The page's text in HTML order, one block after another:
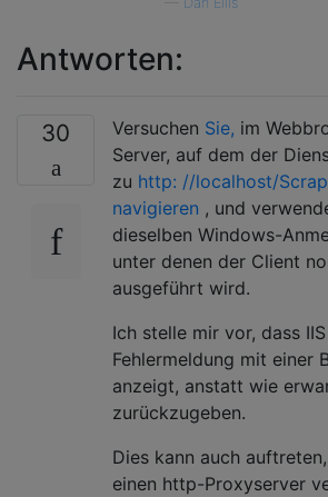
Antworten:
30 Versuchen Sie, im
Server, auf dem der
zu http: //localhost/
navigieren , und
dieselben Windows-
unter denen der Client
ausgeführt wird.
Ich stelle mir vor, dass
Fehlermeldung mit einer
anzeigt, anstatt wie
zurückzugeben.
Dies kann auch
einen http-Proxyserver